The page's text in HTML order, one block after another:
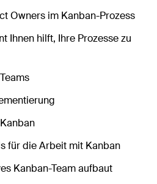
Owners im Kanban-Prozess
Ihnen hilft, Ihre Prozesse zu
für die Arbeit mit Kanban
Kanban-Team aufbaut